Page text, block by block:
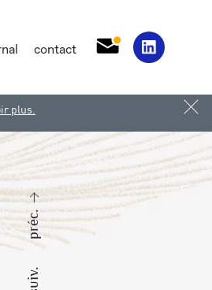
plus.
contact
suiv.
préc.